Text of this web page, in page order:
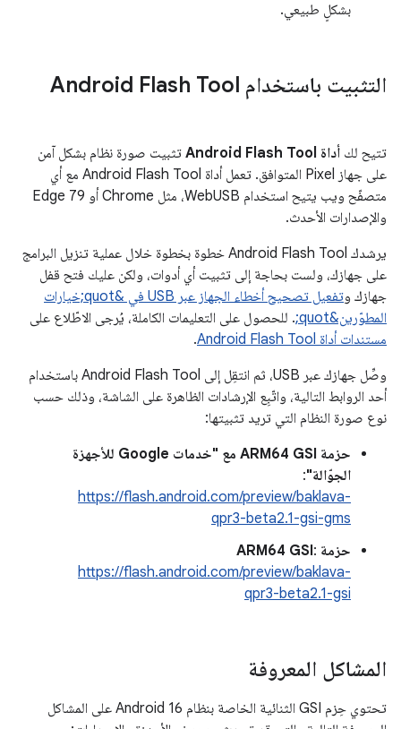
بشكلٍ طبيعي.
التثبيت باستخدام Android Flash Tool
تتيح لك أداة Android Flash Tool
تثبيت صورة نظام بشكل آمن
على جهاز Pixel المتوافق. تعمل أداة Android Flash Tool مع أي
متصفّح ويب يتيح استخدام WebUSB، مثل Chrome أو Edge 79
والإصدارات الأحدث.
يرشدك Android Flash Tool خطوة بخطوة خلال عملية تنزيل البرامج
على جهازك، ولست بحاجة إلى تثبيت أي أدوات، ولكن عليك فتح قفل
جهازك و
تفعيل تصحيح أخطاء الجهاز عبر USB في &quot;خيارات
المطوّرين&quot;
. للحصول على التعليمات الكاملة، يُرجى الاطّلاع على
مستندات أداة Android Flash Tool
.
وصِّل جهازك عبر USB، ثم انتقِل إلى Android Flash Tool باستخدام
أحد الروابط التالية، واتّبِع الإرشادات الظاهرة على الشاشة، وذلك حسب
نوع صورة النظام التي تريد تثبيتها:
حزمة ARM64 GSI مع "خدمات Google للأجهزة
الجوّالة":
https://flash.android.com/preview/baklava-
qpr3-beta2.1-gsi-gms
حزمة ARM64 GSI :
https://flash.android.com/preview/baklava-
qpr3-beta2.1-gsi
المشاكل المعروفة
تحتوي حِزم GSI الثنائية الخاصة بنظام Android 16 على المشاكل